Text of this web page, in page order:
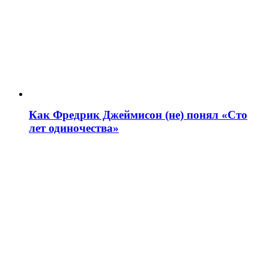
Как Фредрик Джеймисон (не) понял «Сто
лет одиночества»